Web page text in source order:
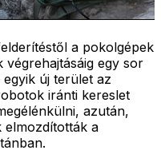
a pokolgépek
végrehajtásáig egy sor
új terület az
iránti kereslet
azután,
elmozdították a